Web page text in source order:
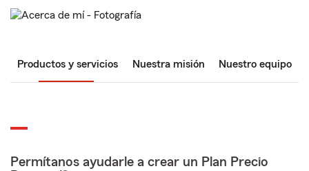
Productos y servicios Nuestra misión Nuestro equipo
Permítanos ayudarle a crear un Plan Precio